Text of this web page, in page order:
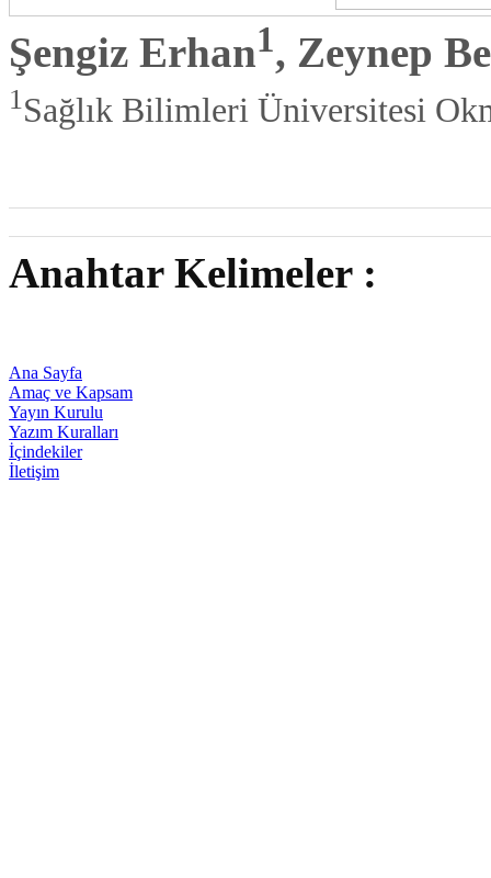
Şengiz Erhan1, Zeynep
1Sağlık Bilimleri Üniversitesi
Anahtar Kelimeler :
Ana Sayfa
Amaç ve Kapsam
Yayın Kurulu
Yazım Kuralları
İçindekiler
İletişim